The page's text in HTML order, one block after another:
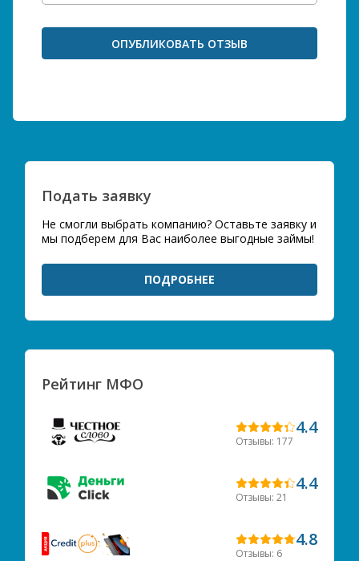
Подать заявку
Не смогли выбрать компанию? Оставьте заявку и
мы подберем для Вас наиболее выгодные займы!
ПОДРОБНЕЕ
Рейтинг МФО
4.4
Отзывы: 177
4.4
Отзывы: 21
4.8
Отзывы: 6